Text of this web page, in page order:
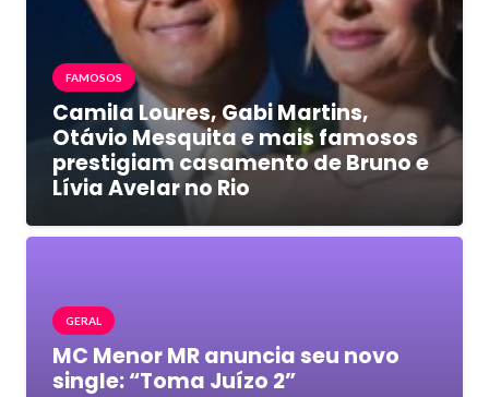
FAMOSOS
Camila Loures, Gabi Martins,
Otávio Mesquita e mais famosos
prestigiam casamento de Bruno e
Lívia Avelar no Rio
GERAL
MC Menor MR anuncia seu novo
single: “Toma Juízo 2”